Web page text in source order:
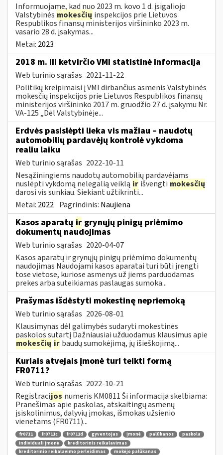
Informuojame, kad nuo 2023 m. kovo 1 d. įsigaliojo
Valstybinės mokesčių inspekcijos prie Lietuvos
Respublikos finansų ministerijos viršininko 2023 m.
vasario 28 d. įsakymas...
Metai: 2023
2018 m. III ketvirčio VMI statistinė informacija
Web turinio sąrašas 2021-11-22
Politikų kreipimaisi į VMI dirbančius asmenis Valstybinės
mokesčių inspekcijos prie Lietuvos Respublikos finansų
ministerijos viršininko 2017 m. gruodžio 27 d. įsakymu Nr.
VA-125 „Dėl Valstybinėje...
Erdvės pasislėpti lieka vis mažiau – naudotų
automobilių pardavėjų kontrolė vykdoma
realiu laiku
Web turinio sąrašas 2022-10-11
Nesąžiningiems naudotų automobilių pardavėjams
nuslėpti vykdomą nelegalią veiklą ir išvengti mokesčių
darosi vis sunkiau. Siekiant užtikrinti...
Metai: 2022 Pagrindinis: Naujiena
Kasos aparatų ir grynųjų pinigų priėmimo
dokumentų naudojimas
Web turinio sąrašas 2020-04-07
Kasos aparatų ir grynųjų pinigų priėmimo dokumentų
naudojimas Naudojami kasos aparatai turi būti įrengti
tose vietose, kuriose asmenys už jiems parduodamas
prekes arba suteikiamas paslaugas sumoka...
Prašymas išdėstyti mokestinę nepriemoką
Web turinio sąrašas 2026-08-01
Klausimynas dėl galimybės sudaryti mokestinės
paskolos sutartį Dažniausiai užduodamus klausimus apie
mokesčių ir baudų sumokėjimą, jų išieškojimą...
Kuriais atvejais įmonė turi teikti formą
FR0711?
Web turinio sąrašas 2022-10-21
Registracijos numeris KM0811 Ši informacija skelbiama:
Pranešimas apie paskolas, atskaitingų asmenų
įsiskolinimus, dalyvių įmokas, išmokas užsienio
vienetams (FR0711)...
fr0711 fr0711c fr0711d gyventojas įmonė palūkanos
paskola
individuali įmonė
kreditorinis reikalavimas
kreditorinio reikalavimo perleidimas
mokėjo palūkanas